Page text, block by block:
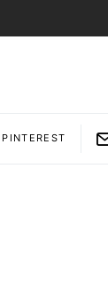
PINTEREST